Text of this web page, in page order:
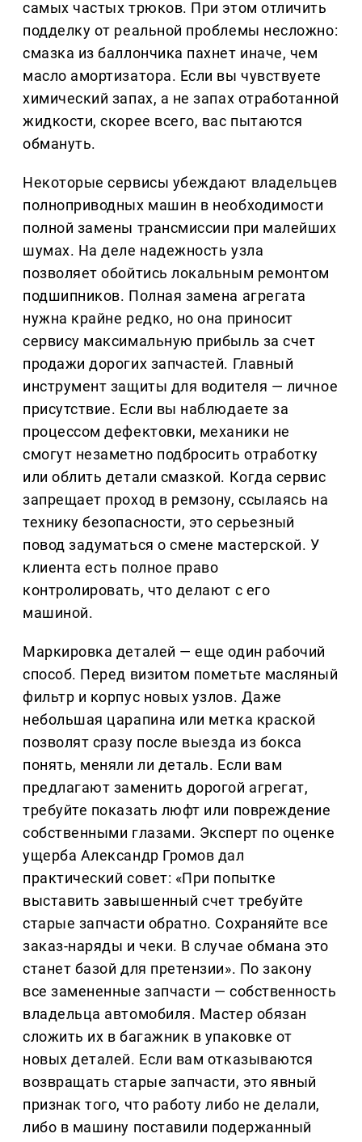
самых частых трюков. При этом отличить
подделку от реальной проблемы несложно:
смазка из баллончика пахнет иначе, чем
масло амортизатора. Если вы чувствуете
химический запах, а не запах отработанной
жидкости, скорее всего, вас пытаются
обмануть.
Некоторые сервисы убеждают владельцев
полноприводных машин в необходимости
полной замены трансмиссии при малейших
шумах. На деле надежность узла
позволяет обойтись локальным ремонтом
подшипников. Полная замена агрегата
нужна крайне редко, но она приносит
сервису максимальную прибыль за счет
продажи дорогих запчастей. Главный
инструмент защиты для водителя — личное
присутствие. Если вы наблюдаете за
процессом дефектовки, механики не
смогут незаметно подбросить отработку
или облить детали смазкой. Когда сервис
запрещает проход в ремзону, ссылаясь на
технику безопасности, это серьезный
повод задуматься о смене мастерской. У
клиента есть полное право
контролировать, что делают с его
машиной.
Маркировка деталей — еще один рабочий
способ. Перед визитом пометьте масляный
фильтр и корпус новых узлов. Даже
небольшая царапина или метка краской
позволят сразу после выезда из бокса
понять, меняли ли деталь. Если вам
предлагают заменить дорогой агрегат,
требуйте показать люфт или повреждение
собственными глазами. Эксперт по оценке
ущерба Александр Громов дал
практический совет: «При попытке
выставить завышенный счет требуйте
старые запчасти обратно. Сохраняйте все
заказ-наряды и чеки. В случае обмана это
станет базой для претензии». По закону
все замененные запчасти — собственность
владельца автомобиля. Мастер обязан
сложить их в багажник в упаковке от
новых деталей. Если вам отказываются
возвращать старые запчасти, это явный
признак того, что работу либо не делали,
либо в машину поставили подержанный